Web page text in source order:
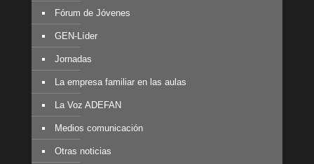
Fórum de Jóvenes
GEN-Líder
Jornadas
La empresa familiar en las aulas
La Voz ADEFAN
Medios comunicación
Otras noticias